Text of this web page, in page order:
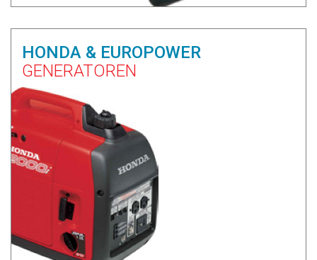
HONDA & EUROPOWER
GENERATOREN